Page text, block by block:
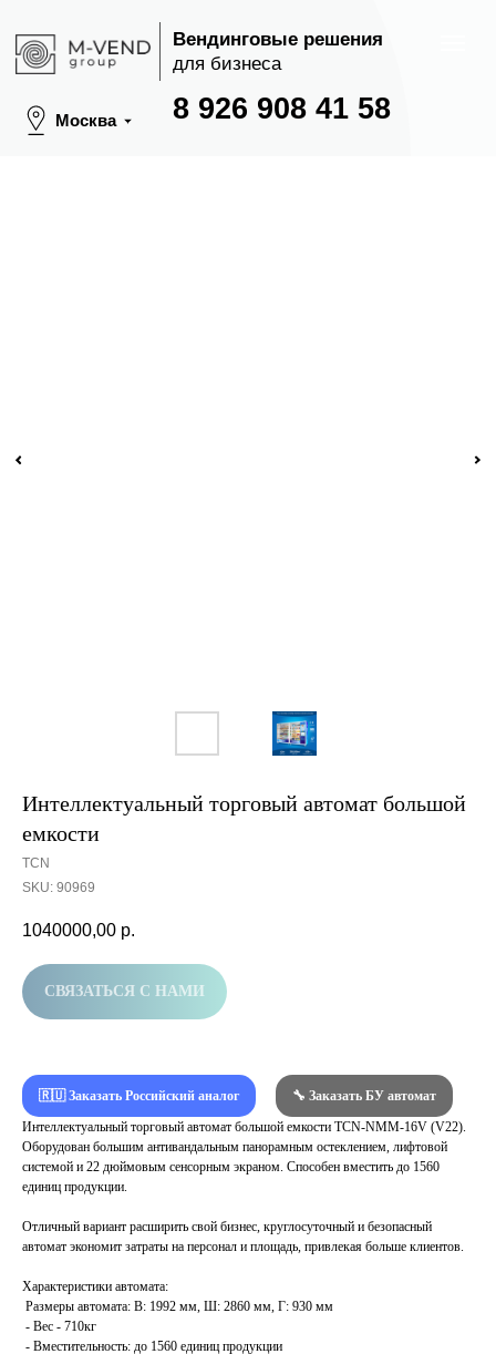
8 926 908 41 58
Вендинговые решения
для бизнеса
Интеллектуальный торговый автомат большой
емкости
TCN
SKU: 90969
1040000,00 р.
СВЯЗАТЬСЯ С НАМИ
🇷🇺 Заказать Российский аналог
🔧 Заказать БУ автомат
Интеллектуальный торговый автомат большой емкости TCN-NMM-16V (V22).
Оборудован большим антивандальным панорамным остеклением, лифтовой
системой и 22 дюймовым сенсорным экраном. Способен вместить до 1560
единиц продукции.
Отличный вариант расширить свой бизнес, круглосуточный и безопасный
автомат экономит затраты на персонал и площадь, привлекая больше клиентов.
Характеристики автомата:
Размеры автомата: В: 1992 мм, Ш: 2860 мм, Г: 930 мм
- Вес - 710кг
- Вместительность: до 1560 единиц продукции